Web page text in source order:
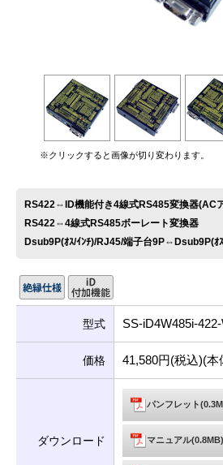
※クリックすると画像が切り変わります。
RS422⇔ID機能付き4線式RS485変換器(AC
RS422⇔4線式RS485ボーレート変換器
Dsub9P(ｵｽ/ｲﾝﾁ)/RJ45/端子台9P⇔Dsub9P(ｵ
型式 SS-iD4W485i-
価格 41,580円(税込)(
ダウンロード
パンフレット
マニュアル(0.8MB)